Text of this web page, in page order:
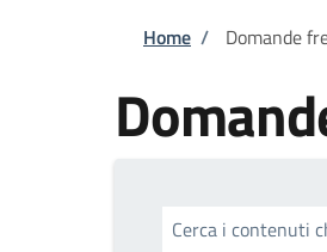
Briciole
Home / Domande
Cerca i contenuti